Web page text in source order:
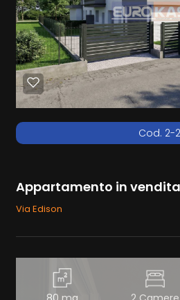
Cod. 2-2
Appartamento in vendita
Via Edison